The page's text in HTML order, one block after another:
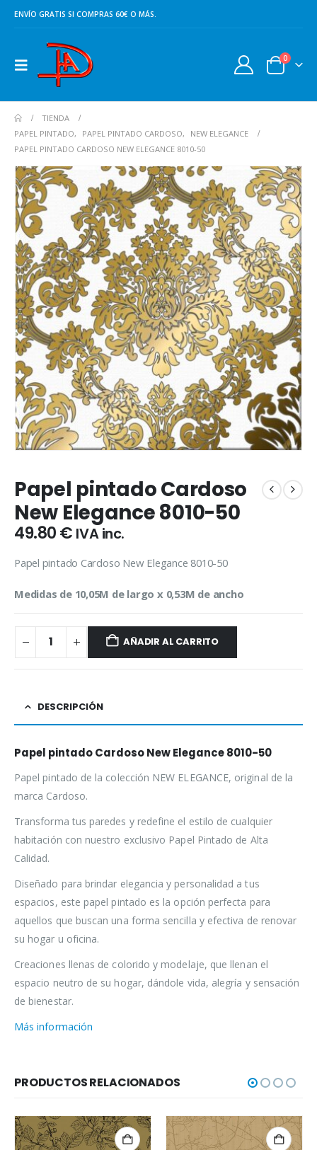
ENVÍO GRATIS SI COMPRAS 60€ O MÁS.
0
TIENDA
PAPEL PINTADO, PAPEL PINTADO CARDOSO,
NEW ELEGANCE
PAPEL PINTADO CARDOSO NEW ELEGANCE 8010-50
Papel pintado Cardoso
New Elegance 8010-50
49.80€ IVA inc.
Papel pintado Cardoso New Elegance 8010-50
Medidas de 10,05M de largo x 0,53M de ancho
AÑADIR AL CARRITO
DESCRIPCIÓN
Papel pintado Cardoso New Elegance 8010-50
Papel pintado de la colección NEW ELEGANCE, original de la
marca Cardoso.
Transforma tus paredes y redefine el estilo de cualquier
habitación con nuestro exclusivo Papel Pintado de Alta
Calidad.
Diseñado para brindar elegancia y personalidad a tus
espacios, este papel pintado es la opción perfecta para
aquellos que buscan una forma sencilla y efectiva de renovar
su hogar u oficina.
Creaciones llenas de colorido y modelaje, que llenan el
espacio neutro de su hogar, dándole vida, alegría y sensación
de bienestar.
Más información
PRODUCTOS RELACIONADOS